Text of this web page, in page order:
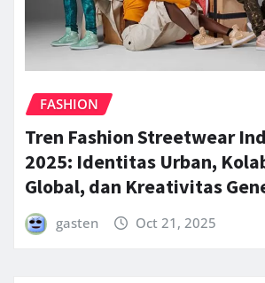
FASHION
Tren Fashion Streetwear
2025: Identitas Urban,
Global, dan Kreativitas
gasten Oct 21, 2025